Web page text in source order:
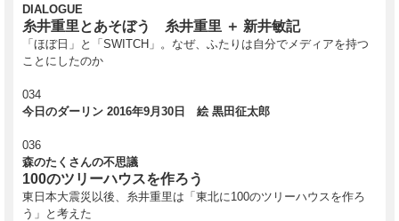
DIALOGUE
糸井重里とあそぼう 糸井重里 ＋ 新井敏記
「ほぼ日」と「SWITCH」。なぜ、ふたりは自分でメディアを持つ
ことにしたのか
034
今日のダーリン 2016年9月30日 絵 黒田征太郎
036
森のたくさんの不思議
100のツリーハウスを作ろう
東日本大震災以後、糸井重里は「東北に100のツリーハウスを作ろ
う」と考えた